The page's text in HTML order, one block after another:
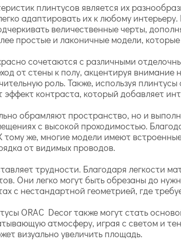
плинтусов является их
адаптировать их к любому
величественные черты,
простые и лаконичные модели,
сочетаются с различными
от стены к полу, акцентируя
роль. Также, используя
контраста, который добавляет
обрамляют пространство, но и
с высокой проходимостью.
же, многие модели имеют
от видимых проводов.
трудности. Благодаря легкости
Они легко могут быть обрезаны до
с нестандартной геометрией, где
ORAC Decor также могут стать
атмосферу, играя с светом и
визуально увеличить площадь.